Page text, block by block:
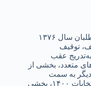
اما اصلاح‌طلبانِ امروز‌ دیگر همان اصلاح‌طلبان سال ۱۳۷۶
مختلف، توقیف
عقب
فراز و فرودهای متعدد، بخشی از
دیگر به سمت
کنش‌های اعتراضی یا سکوت رفتند. در انتخابات ۱۴۰۰، بخشی